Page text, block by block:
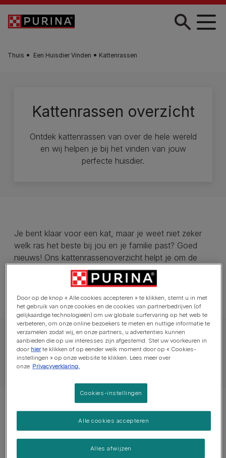
Skip to main content
Thuis Een Huisdier Vinden Kattenrassen
Kattenrassen overzicht
Ontdek kattenrassen van over de hele wereld
en wij helpen je bij het vinden van jouw
perfecte huisdier.
Je bent klaar voor een kat, maar je weet niet zeker
welk ras het beste bij jou en je familie past? Goed
nieuws! Ons kattenrassenoverzicht helpt je om de
verschillende rassen beter te begrijpen en de
Read more
Abessijn
Door op de knop « Alle cookies accepteren » te klikken, stemt u in met
het gebruik van onze cookies en de cookies van partnerbedrijven (of
gelijkaardige technologieën) om uw globale surfervaring op het web te
verbeteren, om onze online bezoekers te meten en nuttige informatie te
verzamelen zodat wij, en onze partners, u advertenties kunnen
aanbieden die op uw interesses zijn afgestemd. Stel uw voorkeuren in
door hierte klikken of op eender welk moment door op « Cookies-
instellingen » op onze website te klikken. Lees meer over
onze Privacyverklaring.
Cookies-instellingen
Alles afwijzen
Alle cookies accepteren